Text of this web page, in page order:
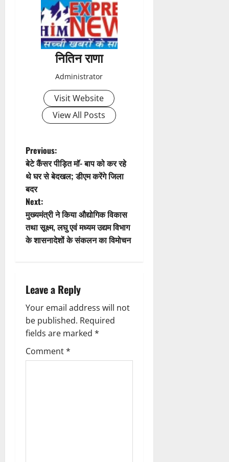
t
i
o
n
नितिन राणा
Administrator
Visit Website
View All Posts
P
o
s
t
n
v
i
g
a
Previous:
बेटे कैंसर पीड़ित मॉ- बाप को कर रहे
थे घर से बेदखल; डीएम करेंगे जिला
बदर
Next:
मुख्यमंत्री ने किया औद्योगिक विकास
तथा सूक्ष्म, लघु एवं मध्यम उद्यम विभाग
के शासनादेशों के संकलन का विमोचन
Leave a Reply
Your email address will not
be published. Required
fields are marked *
Comment*